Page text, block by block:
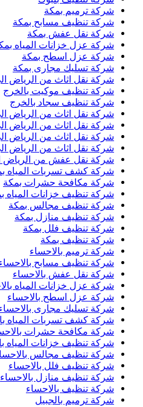
شركة ترميم بمكة
شركة تنظيف مسابح بمكة
شركة نقل عفش بمكة
شركة عزل خزانات المياه
شركة عزل اسطح بمكة
شركة تسليك مجارى بمكة
شركة نقل اثاث من الرياض
شركة تنظيف موكيت بالخرج
شركة تنظيف سجاد بالخرج
شركة نقل اثاث من الرياض
شركة نقل اثاث من الرياض
شركة نقل اثاث من الرياض
شركة نقل اثاث من الرياض
شركة نقل عفش من الرياض
شركة كشف تسربات المياه
شركة مكافحة حشرات بمكة
شركة تنظيف خزانات المياه
شركة تنظيف مجالس بمكة
شركة تنظيف منازل بمكة
شركة تنظيف فلل بمكة
شركة تنظيف بمكة
شركة ترميم بالاحساء
شركة تنظيف مسابح
شركة نقل عفش بالاحساء
شركة عزل خزانات المياه
شركة عزل اسطح بالاحساء
شركة تسليك مجارى
شركة كشف تسربات المياه
شركة مكافحة حشرات
شركة تنظيف خزانات المياه
شركة تنظيف مجالس
شركة تنظيف فلل بالاحساء
شركة تنظيف منازل بالاحساء
شركة تنظيف بالاحساء
شركة ترميم بالجبيل